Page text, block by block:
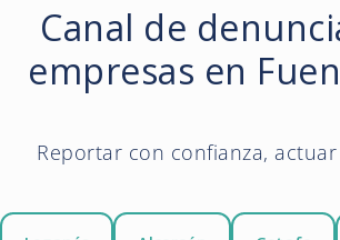
Canal de
empresas en
Reportar con confianza,